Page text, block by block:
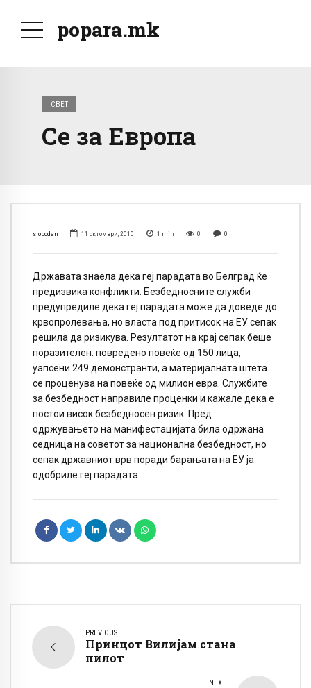
popara.mk
СВЕТ
Се за Европа
slobodan 11 октомври, 2010 1 min 0 0
Државата знаела дека геј парадата во Белград ќе
предизвика конфликти. Безбедносните служби
предупредиле дека геј парадата може да доведе до
крвопролевања, но власта под притисок на ЕУ сепак
решила да ризикува. Резултатот на крај сепак беше
поразителен: повредено повеќе од 150 лица,
уапсени 249 демонстранти, а материјалната штета
се проценува на повеќе од милион евра. Службите
за безбедност направиле проценки и кажале дека е
постои висок безбедносен ризик. Пред
одржувањето на манифестацијата била одржана
седница на советот за национална безбедност, но
сепак државниот врв поради барањата на ЕУ ја
одобриле геј парадата.
PREVIOUS
Принцот Вилијам стана
пилот
NEXT